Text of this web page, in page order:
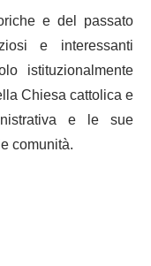
e del passato
e interessanti
istituzionalmente
Chiesa cattolica e
e le sue
comunità.